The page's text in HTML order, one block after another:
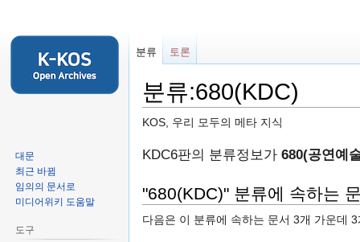
분류:680(KDC)
KOS, 우리 모두의 메타 지식
둘
보
기
로
검
하
러
가
KDC6판의 분류정보가 680(공연예
"680(KDC)" 분류에 속하는
다음은 이 분류에 속하는 문서 3개 가운데
분류 토론
대문
최근 바뀜
임의의 문서로
미디어위키 도움말
도구